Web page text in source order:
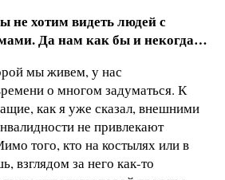
не хотим видеть людей с
Да нам как бы и некогда…
мы живем, у нас
о многом задуматься. К
как я уже сказал, внешними
не привлекают
того, кто на костылях или в
взглядом за него как-то